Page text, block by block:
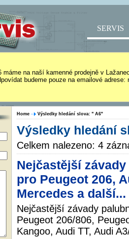
SERVIS
máme na naší kamenné prodejně v
budeme pouze na emailové
Home Výsledky hledání slova: " A6"
Výsledky hledání
Celkem nalezeno: 4
Nejčastější
pro Peugeot 206,
Mercedes a další...
Nejčastější závady
Peugeot 206/806,
Kangoo, Audi TT, Audi